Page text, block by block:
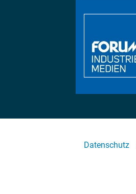
Datenschutz